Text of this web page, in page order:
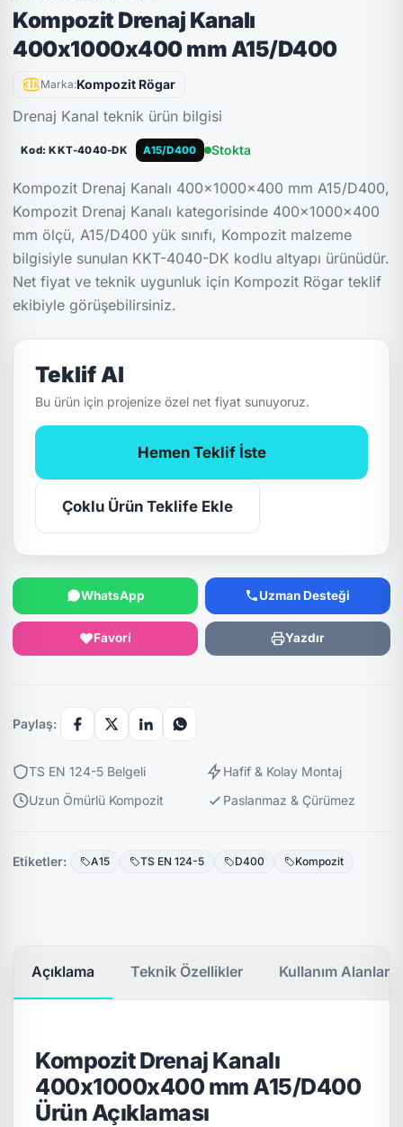
Kompozit Drenaj Kanalı
400x1000x400 mm A15/D400
Marka:Kompozit Rögar
Drenaj Kanal teknik ürün bilgisi
Kod: KKT-4040-DK A15/D400 Stokta
Kompozit Drenaj Kanalı 400x1000x400 mm A15/D400,
Kompozit Drenaj Kanalı kategorisinde 400x1000x400
mm ölçü, A15/D400 yük sınıfı, Kompozit malzeme
bilgisiyle sunulan KKT-4040-DK kodlu altyapı ürünüdür.
Net fiyat ve teknik uygunluk için Kompozit Rögar teklif
ekibiyle görüşebilirsiniz.
Teklif Al
Bu ürün için projenize özel net fiyat sunuyoruz.
Hemen Teklif İste
Çoklu Ürün Teklife Ekle
WhatsApp Uzman Desteği
Favori Yazdır
Paylaş:
TS EN 124-5 Belgeli
Hafif & Kolay Montaj
Uzun Ömürlü Kompozit
Paslanmaz & Çürümez
Etiketler: A15 TS EN 124-5 D400 Kompozit
Açıklama Teknik Özellikler Kullanım Alanları
Kompozit Drenaj Kanalı
400x1000x400 mm A15/D400
Ürün Açıklaması